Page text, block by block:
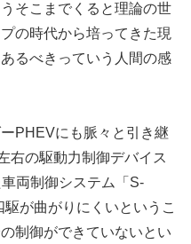
そこまでくると理論の世
の時代から培ってきた現
るべきっていう人間の感
PHEVにも脈々と引き継
右の駆動力制御デバイス
両制御システム「S-
が曲がりにくいというこ
制御ができていないとい